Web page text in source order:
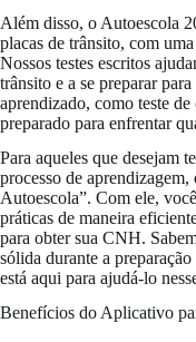
Além disso, o Autoescola
placas de trânsito, com
Nossos testes escritos
trânsito e a se preparar
aprendizado, como teste
preparado para enfrentar
Para aqueles que desejam
processo de
Autoescola”. Com ele,
práticas de maneira
para obter sua CNH.
sólida durante a
está aqui para ajudá-lo
Benefícios do Aplicativo